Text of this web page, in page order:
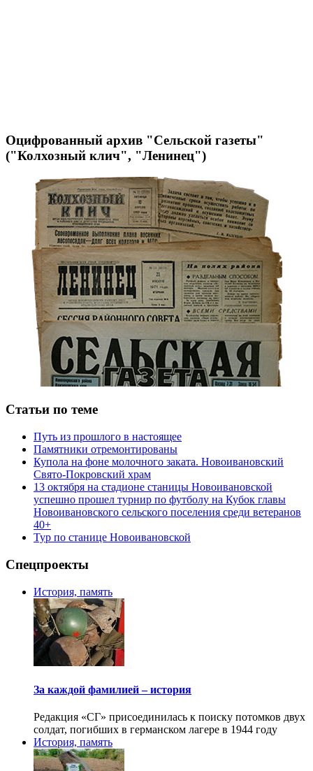
Оцифрованный архив "Сельской газеты"
("Колхозный клич", "Ленинец")
Статьи по теме
Путь из прошлого в настоящее
Памятники отремонтированы
Купола на фоне молочного заката. Новоивановский
Свято-Покровский храм
13 октября на стадионе станицы Новоивановской
успешно прошел турнир по футболу на Кубок главы
Новоивановского сельского поселения среди ветеранов
40+
Тур по станице Новоивановской
Спецпроекты
История, память
За каждой фамилией – история
Редакция «СГ» присоединилась к поиску потомков двух
солдат, погибших в германском лагере в 1944 году
История, память